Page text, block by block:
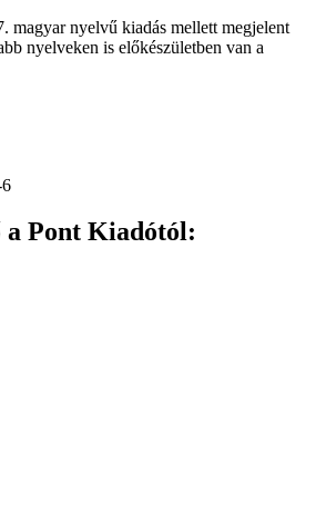
magyar nyelvű kiadás mellett megjelent
nyelveken is előkészületben van a
a Pont Kiadótól: